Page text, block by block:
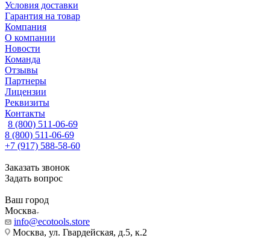
Условия доставки
Гарантия на товар
Компания
О компании
Новости
Команда
Отзывы
Партнеры
Лицензии
Реквизиты
Контакты
8 (800) 511-06-69
8 (800) 511-06-69
+7 (917) 588-58-60
Заказать звонок
Задать вопрос
Ваш город
Москва
info@ecotools.store
Москва, ул. Гвардейская, д.5, к.2